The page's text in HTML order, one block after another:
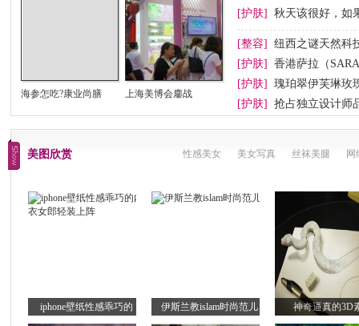
海参怎吃?康业尚膳 上海美博会鏖战
节妆
[护肤] 秋天该很好，如
[整容]
纽西之谜天然科
[护肤]
香港萨拉（
[护肤]
瑰珀翠伊芙琳玫
[护肤]
抢占独立设计师
美图欣赏 性感美女 美女写真 丝袜美腿 网
iphone壁纸性感乖巧的 伊斯兰教islam时尚范儿 神奇逼真的3D